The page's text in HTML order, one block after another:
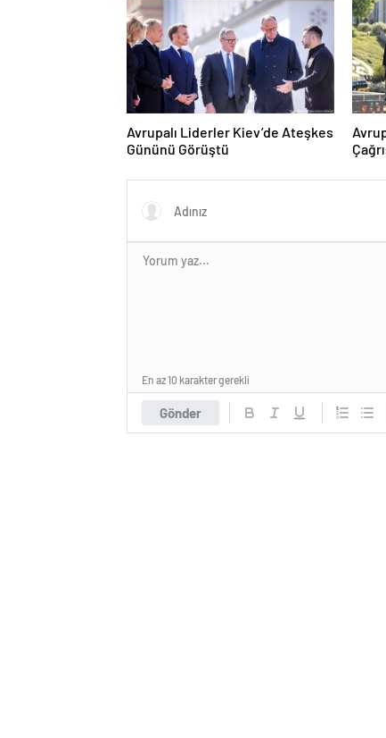
Avrupalı Liderler Kiev’de Ateşkes
Gününü Görüştü
Gönder
En az 10 karakter gerekli